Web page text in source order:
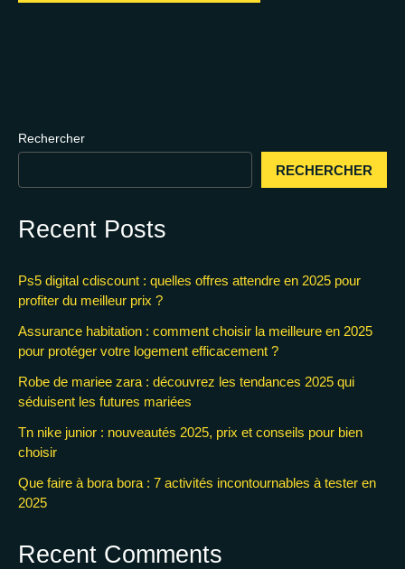
Rechercher
RECHERCHER
Recent Posts
Ps5 digital cdiscount : quelles offres attendre en 2025 pour
profiter du meilleur prix ?
Assurance habitation : comment choisir la meilleure en 2025
pour protéger votre logement efficacement ?
Robe de mariee zara : découvrez les tendances 2025 qui
séduisent les futures mariées
Tn nike junior : nouveautés 2025, prix et conseils pour bien
choisir
Que faire à bora bora : 7 activités incontournables à tester en
2025
Recent Comments